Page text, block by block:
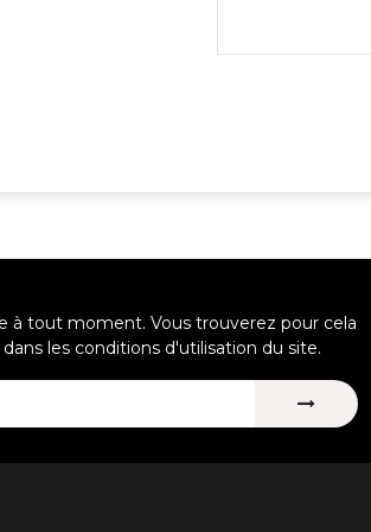
à tout moment. Vous trouverez pour cela
les conditions d'utilisation du site.